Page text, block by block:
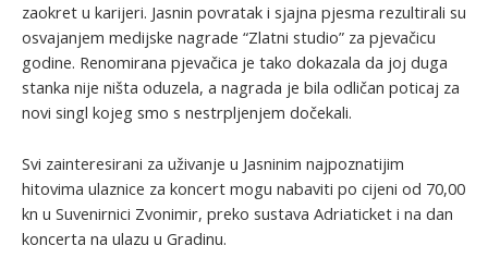
zaokret u karijeri. Jasnin povratak i sjajna pjesma rezultirali su
osvajanjem medijske nagrade “Zlatni studio” za pjevačicu
godine. Renomirana pjevačica je tako dokazala da joj duga
stanka nije ništa oduzela, a nagrada je bila odličan poticaj za
novi singl kojeg smo s nestrpljenjem dočekali.
Svi zainteresirani za uživanje u Jasninim najpoznatijim
hitovima ulaznice za koncert mogu nabaviti po cijeni od 70,00
kn u Suvenirnici Zvonimir, preko sustava Adriaticket i na dan
koncerta na ulazu u Gradinu.